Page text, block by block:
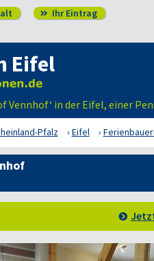
 Ihr Eintrag
Eifel
Vennhof‘ in der Eifel, einer
Pfalz Eifel